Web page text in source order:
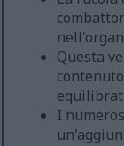
Questa
I